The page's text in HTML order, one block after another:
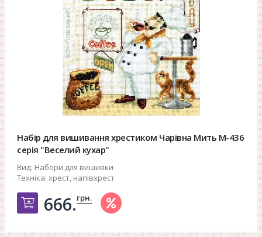
Набір для вишивання хрестиком Чарівна Мить М-436
серія "Веселий кухар"
Вид: Набори для вишивки
Техніка: хрест, напівхрест
Добавить в корзину
666.грн.